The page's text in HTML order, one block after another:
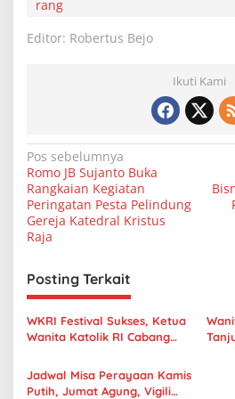
rang
Editor: Robertus Bejo
Ikuti Kami
N
a
v
i
a
s
i
o
Pos sebelumnya
Romo JB Sujanto Buka
Rangkaian Kegiatan
Peringatan Pesta Pelindung
Gereja Katedral Kristus
Raja
Posting Terkait
WKRI Festival Sukses, Ketua
Wanita Katolik RI Cabang
Ucapan Terima Kasih pada
Sponsor dan Mitra
Jadwal Misa Perayaan Kamis
Putih, Jumat Agung, Vigili